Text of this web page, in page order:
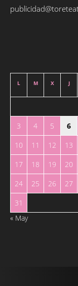
L M X J
3
4 5 6
10
11 12 13
17
18 19 20
24
25 26 27
31
« May